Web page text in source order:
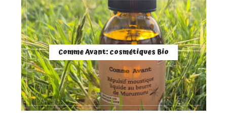
Comme Avant: cosmétiques Bio